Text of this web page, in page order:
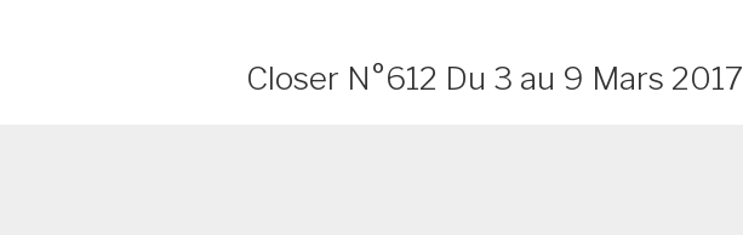
Closer N°612 Du 3 au 9 Mars 2017